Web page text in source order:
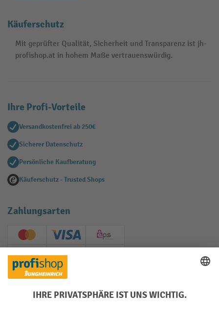
Käuferschutz
Mit geprüfter Qualität, Sicherheit und Transparenz ist jh-
profishop.at in hohem Maße vertrauenswürdig.
Ihre Profi-Vorteile
Versandkostenfrei ab 250€
Sicherer Datenschutz
Persönliche Kaufberatung
Käuferschutz - Trusted Shops
Zahlungsarten
Creditcard (Master)Creditcard (Visa)
EPS
PayPal
Soziale Netzwerke